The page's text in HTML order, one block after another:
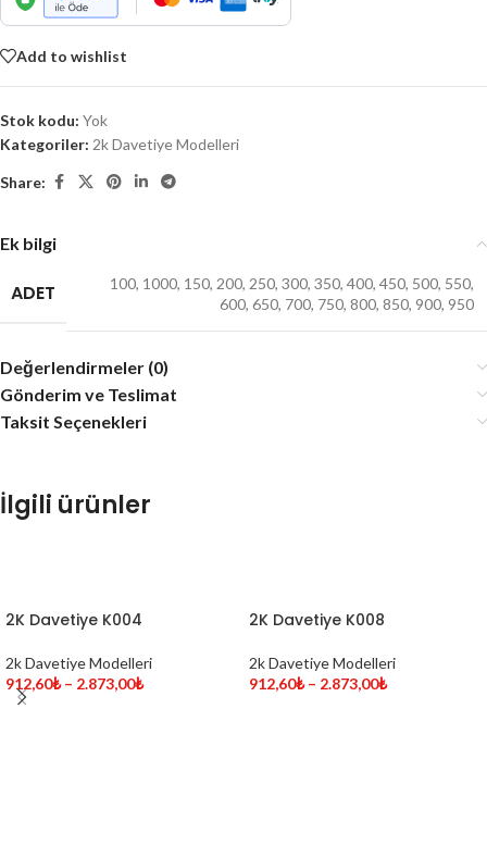
Add to wishlist
Stok kodu: Yok
Kategoriler: 2k Davetiye Modelleri
Share:
Ek bilgi
ADET 100, 1000, 150, 200, 250, 300, 350, 400, 450, 500, 550,
600, 650, 700, 750, 800, 850, 900, 950
Değerlendirmeler (0)
Gönderim ve Teslimat
Taksit Seçenekleri
İlgili ürünler
2K Davetiye K004
2k Davetiye Modelleri
912,60₺ – 2.873,00₺
2K Davetiye K008
2k Davetiye Modelleri
912,60₺ – 2.873,00₺